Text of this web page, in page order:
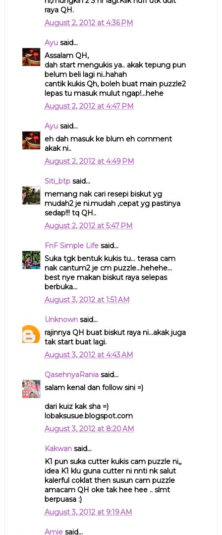
raya QH.
August 2, 2012 at 4:36 PM
Ayusaid...
Assalam QH,
dah start mengukis ya.. akak tepung pun
belum beli lagi ni..hahah
cantik kukis Qh, boleh buat main puzzle2
lepas tu masuk mulut ngap!...hehe
August 2, 2012 at 4:47 PM
Ayusaid...
eh dah masuk ke blum eh comment
akak ni..
August 2, 2012 at 4:49 PM
Siti_btpsaid...
memang nak cari resepi biskut yg
mudah2 je ni.mudah ,cepat yg pastinya
sedap!!! tq QH..
August 2, 2012 at 5:47 PM
FnF Simple Lifesaid...
Suka tgk bentuk kukis tu... terasa cam
nak cantum2 je cm puzzle...hehehe...
best nye makan biskut raya selepas
berbuka...
August 3, 2012 at 1:51 AM
Unknownsaid...
rajinnya QH buat biskut raya ni...akak juga
tak start buat lagi.
August 3, 2012 at 4:43 AM
QasehnyaRaniasaid...
salam kenal dan follow sini =)
dari kuiz kak sha =)
lobaksusue.blogspot.com
August 3, 2012 at 8:20 AM
Kakwansaid...
K1 pun suka cutter kukis cam puzzle ni,,
idea K1 klu guna cutter ni nnti nk salut
kalerful coklat then susun cam puzzle
amacam QH oke tak hee hee .. slmt
berpuasa :)
August 3, 2012 at 9:19 AM
Amiesaid...